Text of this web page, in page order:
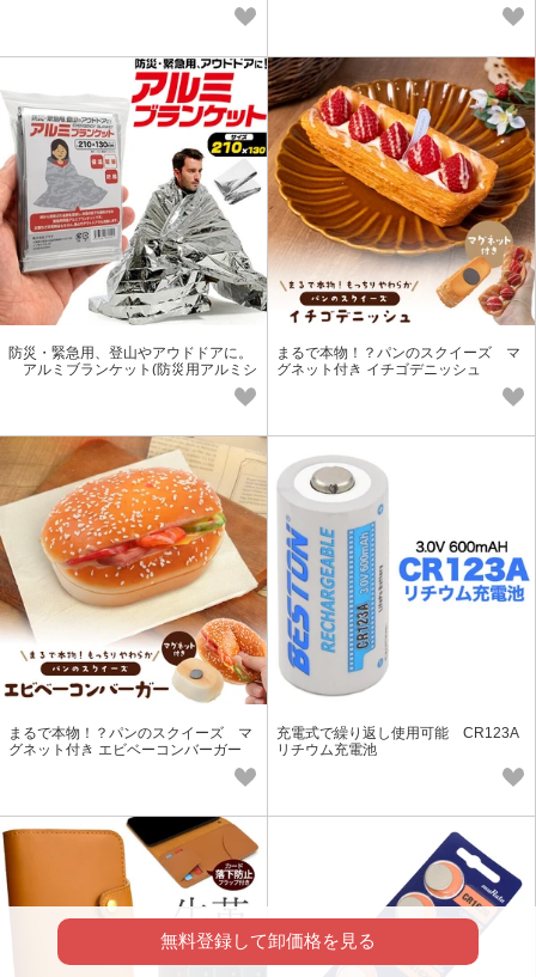
防災・緊急用、登山やアウドドアに。
アルミブランケット(防災用アルミシ
まるで本物！？パンのスクイーズ マ
グネット付き イチゴデニッシュ
まるで本物！？パンのスクイーズ マ
グネット付き エビベーコンバーガー
充電式で繰り返し使用可能 CR123A
リチウム充電池
無料登録して卸価格を見る